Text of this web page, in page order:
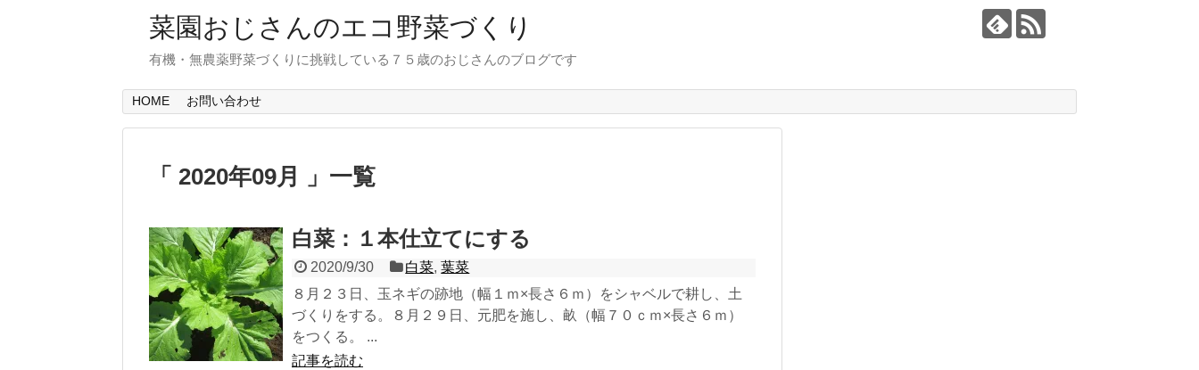
菜園おじさんのエコ野菜づくり
有機・無農薬野菜づくりに挑戦している７５歳のおじさんのブログです
HOME お問い合わせ
「 2020年09月 」一覧
白菜：１本仕立てにする
2020/9/30 白菜,葉菜
８月２３日、玉ネギの跡地（幅１ｍ×長さ６ｍ）をシャベルで耕し、土
づくりをする。８月２９日、元肥を施し、畝（幅７０ｃｍ×長さ６ｍ）
をつくる。 ...
記事を読む